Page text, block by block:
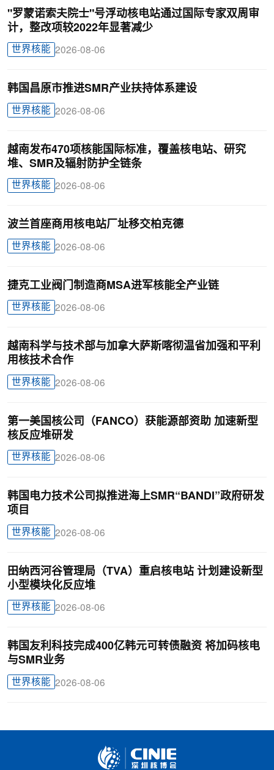
"罗蒙诺索夫院士"号浮动核电站通过国际专家双周审
计，整改项较2022年显著减少
世界核能 2026-08-06
韩国昌原市推进SMR产业扶持体系建设
世界核能 2026-08-06
越南发布470项核能国际标准，覆盖核电站、研究
堆、SMR及辐射防护全链条
世界核能 2026-08-06
波兰首座商用核电站厂址移交柏克德
世界核能 2026-08-06
捷克工业阀门制造商MSA进军核能全产业链
世界核能 2026-08-06
越南科学与技术部与加拿大萨斯喀彻温省加强和平利
用核技术合作
世界核能 2026-08-06
第一美国核公司（FANCO）获能源部资助 加速新型
核反应堆研发
世界核能 2026-08-06
韩国电力技术公司拟推进海上SMR“BANDI”政府研发
项目
世界核能 2026-08-06
田纳西河谷管理局（TVA）重启核电站 计划建设新型
小型模块化反应堆
世界核能 2026-08-06
韩国友利科技完成400亿韩元可转债融资 将加码核电
与SMR业务
世界核能 2026-08-06